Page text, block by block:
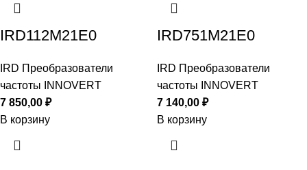
IRD112M21E0
IRD Преобразователи
частоты INNOVERT
7 850,00 ₽
В корзину
IRD751M21E0
IRD Преобразователи
частоты INNOVERT
7 140,00 ₽
В корзину